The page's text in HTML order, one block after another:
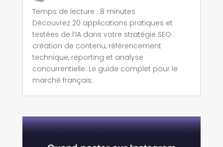
Temps de lecture : 8 minutes
Découvrez 20 applications pratiques et
testées de l’IA dans votre stratégie SEO :
création de contenu, référencement
technique, reporting et analyse
concurrentielle. Le guide complet pour le
marché français.